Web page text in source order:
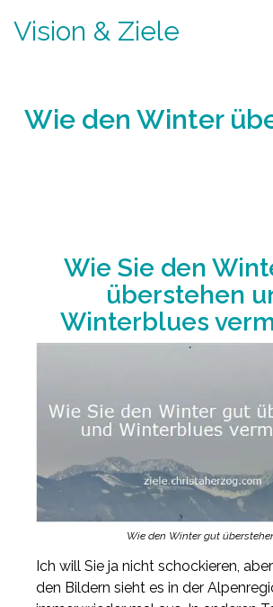
Vision & Ziele
Wie den Winter
Wie Sie den
überstehen
Winterblues
Wie den Winter gut
Ich will Sie ja nicht schockieren,
den Bildern sieht es in der